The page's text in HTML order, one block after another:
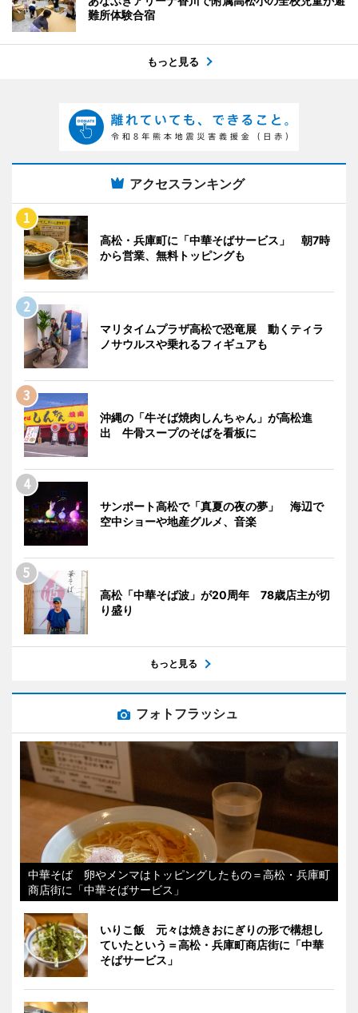
難所体験合宿
もっと見る
アクセスランキング
高松・兵庫町に「中華そばサービス」 朝7時
から営業、無料トッピングも
マリタイムプラザ高松で恐竜展 動くティラ
ノサウルスや乗れるフィギュアも
沖縄の「牛そば焼肉しんちゃん」が高松進
出 牛骨スープのそばを看板に
サンポート高松で「真夏の夜の夢」 海辺で
空中ショーや地産グルメ、音楽
高松「中華そば波」が20周年 78歳店主が切
り盛り
もっと見る
フォトフラッシュ
中華そば 卵やメンマはトッピングしたもの＝高松・兵庫町
商店街に「中華そばサービス」
いりこ飯 元々は焼きおにぎりの形で構想し
ていたという＝高松・兵庫町商店街に「中華
そばサービス」